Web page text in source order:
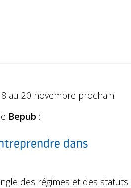
au 20 novembre prochain.
Bepub :
dans
des régimes et des statuts